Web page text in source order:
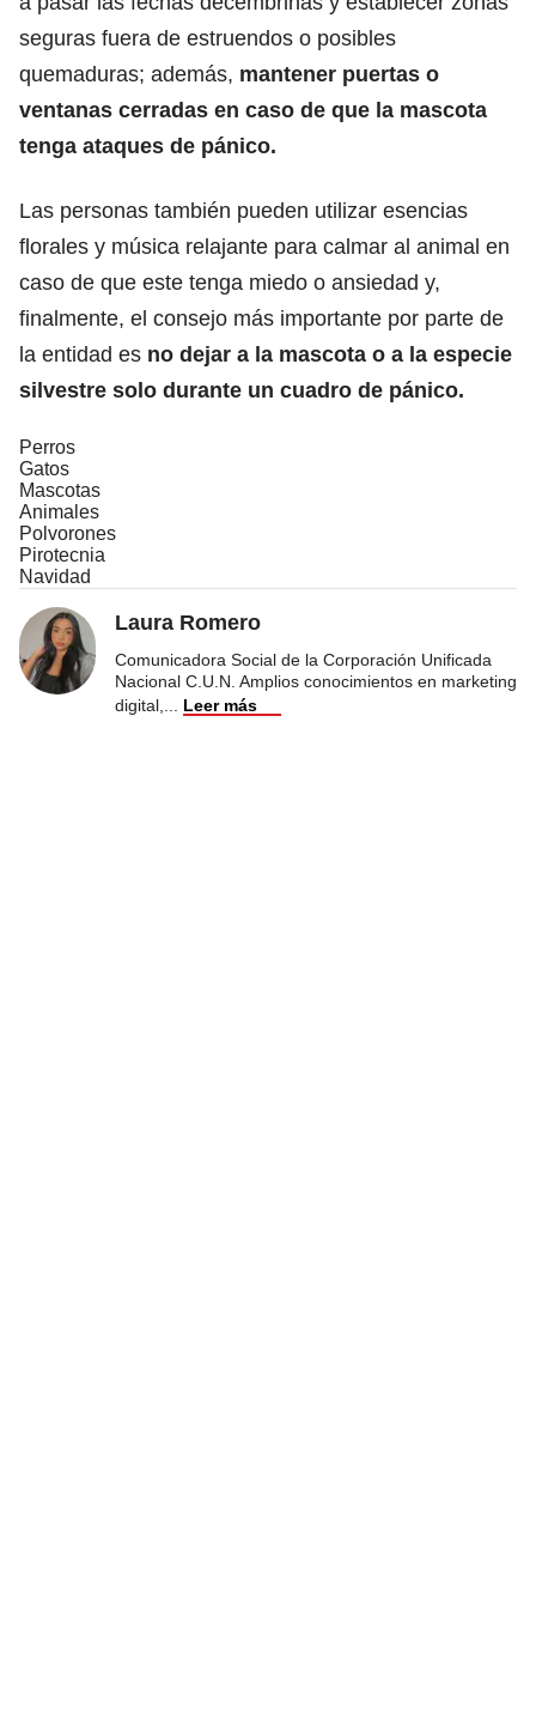
seguras fuera de estruendos o posibles
quemaduras; además, mantener puertas o
ventanas cerradas en caso de que la mascota
tenga ataques de pánico.
Las personas también pueden utilizar esencias
florales y música relajante para calmar al animal en
caso de que este tenga miedo o ansiedad y,
finalmente, el consejo más importante por parte de
la entidad es no dejar a la mascota o a la especie
silvestre solo durante un cuadro de pánico.
Perros
Gatos
Mascotas
Animales
Polvorones
Pirotecnia
Navidad
Laura Romero
Comunicadora Social de la Corporación Unificada
Nacional C.U.N. Amplios conocimientos en marketing
digital,
Leer más